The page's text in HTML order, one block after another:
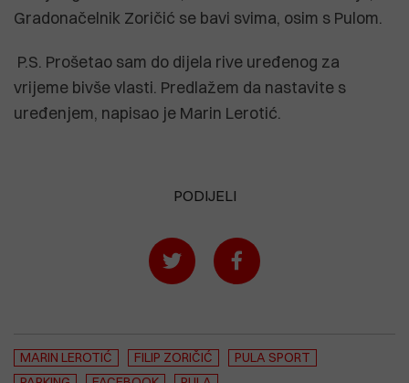
Gradonačelnik Zoričić se bavi svima, osim s Pulom.
P.S. Prošetao sam do dijela rive uređenog za
vrijeme bivše vlasti. Predlažem da nastavite s
uređenjem, napisao je Marin Lerotić.
PODIJELI
MARIN LEROTIĆ FILIP ZORIČIĆ
PULA SPORT